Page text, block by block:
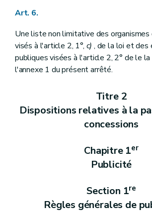
Art. 6.
Une liste non limitative des
visés à l'article 2, 1°, c) , de la loi et des
publiques visées à l'article 2, 2° de le
l'annexe 1 du présent arrêté.
Titre 2
Dispositions relatives à la
concessions
Chapitre 1er
Publicité
Section 1re
Règles générales de